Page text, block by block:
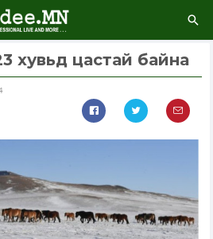
хувьд цастай байна